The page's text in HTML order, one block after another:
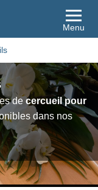
Menu
de cercueil pour
dans nos